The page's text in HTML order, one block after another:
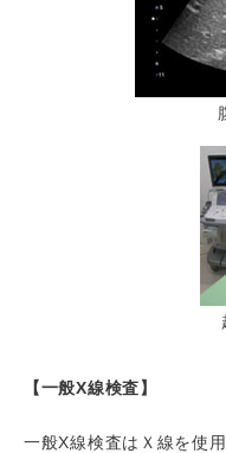
【一般X線検査】
一般X線検査はＸ線を使